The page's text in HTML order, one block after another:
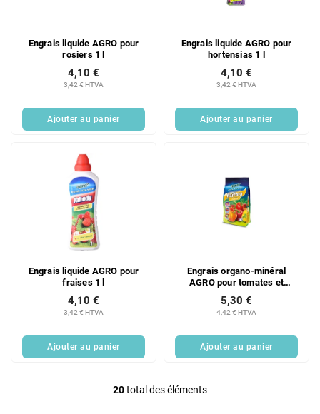
Engrais liquide AGRO pour
rosiers 1 l
3,42 € HTVA
4,10 €
Ajouter au panier
Engrais liquide AGRO pour
hortensias 1 l
3,42 € HTVA
4,10 €
Ajouter au panier
Engrais liquide AGRO pour
fraises 1 l
3,42 € HTVA
4,10 €
Ajouter au panier
Engrais organo-minéral
AGRO pour tomates et
poivrons 1 kg
4,42 € HTVA
5,30 €
Ajouter au panier
C
20total des éléments